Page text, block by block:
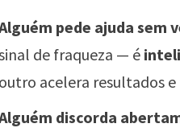
pede ajuda sem
de fraqueza — é
outro acelera resultados
discorda